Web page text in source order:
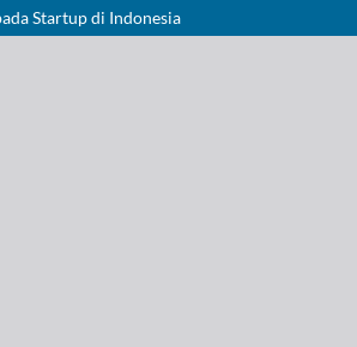
Startup di Indonesia